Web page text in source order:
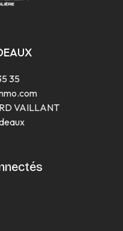
35
VAILLANT